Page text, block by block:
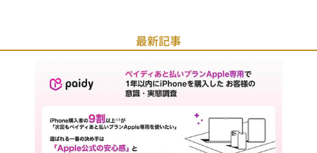
最新記事